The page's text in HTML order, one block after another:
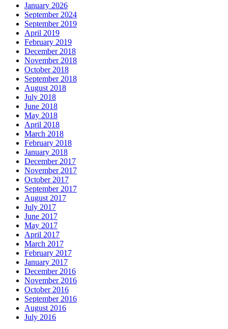
January 2026
September 2024
September 2019
April 2019
February 2019
December 2018
November 2018
October 2018
September 2018
August 2018
July 2018
June 2018
May 2018
April 2018
March 2018
February 2018
January 2018
December 2017
November 2017
October 2017
September 2017
August 2017
July 2017
June 2017
May 2017
April 2017
March 2017
February 2017
January 2017
December 2016
November 2016
October 2016
September 2016
August 2016
July 2016